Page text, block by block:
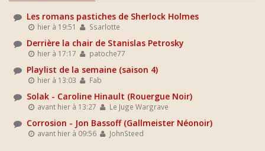
Les romans pastiches de Sherlock Holmes
hier à 19:51 Ssarlotte
Derrière la chair de Stanislas Petrosky
hier à 17:17 patoche77
Playlist de la semaine (saison 4)
hier à 13:03 Fab
Solak - Caroline Hinault (Rouergue Noir)
avant hier à 13:27 Le Juge Wargrave
Corrosion - Jon Bassoff (Gallmeister Néonoir)
avant hier à 09:56 JohnSteed